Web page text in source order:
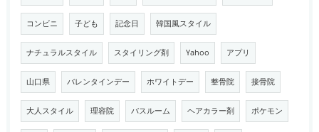
コンビニ 子ども 記念日 韓国風スタイル
ナチュラルスタイル スタイリング剤 Yahoo アプリ
山口県 バレンタインデー ホワイトデー 整骨院 接骨院
大人スタイル 理容院 バスルーム ヘアカラー剤 ポケモン